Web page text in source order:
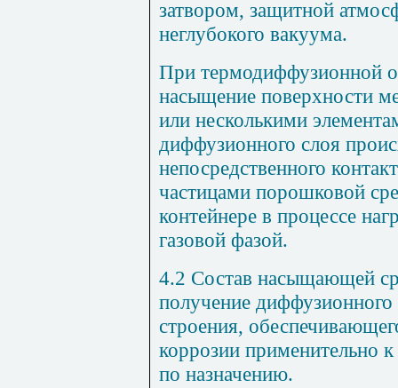
затвором, защитной
неглубокого вакуума.
При термодиффузионной
насыщение поверхности
или несколькими
диффузионного слоя
непосредственного
частицами порошковой
контейнере в процессе
газовой фазой.
4.2 Состав насыщающей
получение диффузионного
строения,
коррозии применительно
по назначению.